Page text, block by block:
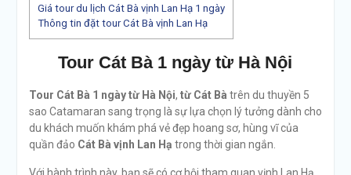
Giá tour du lịch Cát Bà vịnh Lan Hạ 1 ngày
Thông tin đặt tour Cát Bà vịnh Lan Hạ
Tour Cát Bà 1 ngày từ Hà Nội
Tour Cát Bà 1 ngày từ Hà Nội, từ Cát Bà trên du thuyền 5
sao Catamaran sang trọng là sự lựa chọn lý tưởng dành cho
du khách muốn khám phá vẻ đẹp hoang sơ, hùng vĩ của
quần đảo Cát Bà vịnh Lan Hạ trong thời gian ngắn.